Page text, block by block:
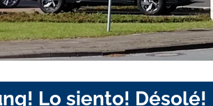
Lo siento! Désolé!